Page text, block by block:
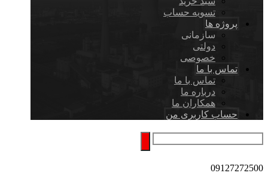
تسویه حساب
پروژه ها
سازمانی
دولتی
خصوصی
تماس با ما
تماس با ما
درباره ما
همکاران ما
حساب کاربری من
09127272500